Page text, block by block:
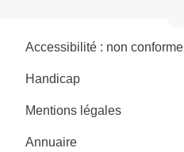
Accessibilité : non conforme
Handicap
Mentions légales
Annuaire